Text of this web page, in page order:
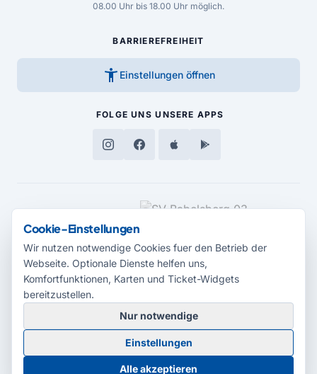
08.00 Uhr bis 18.00 Uhr möglich.
BARRIEREFREIHEIT
accessibility_new Einstellungen öffnen
FOLGE UNS UNSERE APPS
MEDIENPARTNER
© 2026 Radio Potsdam. Webseite entwickelt durch dieMedienagentur
Babelsberg
BarrierefreiheitserklärungAGBDatenschutzImpressum
Cookie-Einstellungen
Wir nutzen notwendige Cookies fuer den Betrieb der
Webseite. Optionale Dienste helfen uns,
Komfortfunktionen, Karten und Ticket-Widgets
bereitzustellen.
Nur notwendige
Einstellungen
Alle akzeptieren